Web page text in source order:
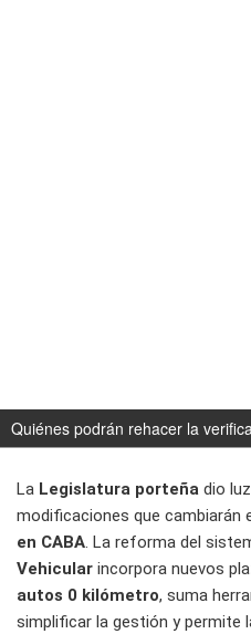
Quiénes podrán rehacer la
La Legislatura porteña dio
modificaciones que cambiarán
en CABA. La reforma del
Vehicular incorpora nuevos
autos 0 kilómetro, suma
simplificar la gestión y permite